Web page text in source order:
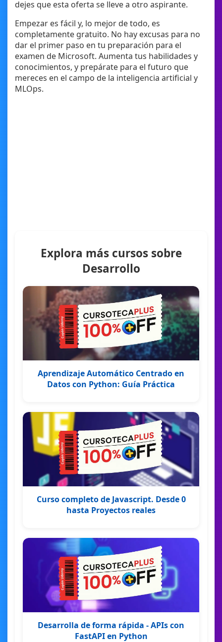
dejes que esta oferta se lleve a otro aspirante.
Empezar es fácil y, lo mejor de todo, es
completamente gratuito. No hay excusas para no
dar el primer paso en tu preparación para el
examen de Microsoft. Aumenta tus habilidades y
conocimientos, y prepárate para el futuro que
mereces en el campo de la inteligencia artificial y
MLOps.
Explora más cursos sobre
Desarrollo
Aprendizaje Automático Centrado en
Datos con Python: Guía Práctica
Curso completo de Javascript. Desde 0
hasta Proyectos reales
Desarrolla de forma rápida - APIs con
FastAPI en Python